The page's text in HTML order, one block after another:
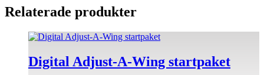
Relaterade produkter
Digital Adjust-A-Wing startpaket